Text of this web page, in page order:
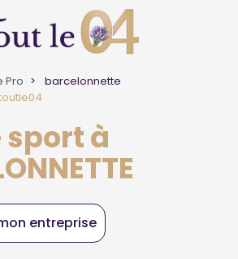
Pro
barcelonnette
à
entreprise